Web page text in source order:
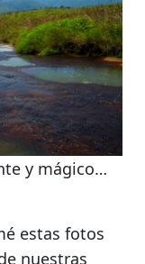
y mágico…
estas fotos
nuestras